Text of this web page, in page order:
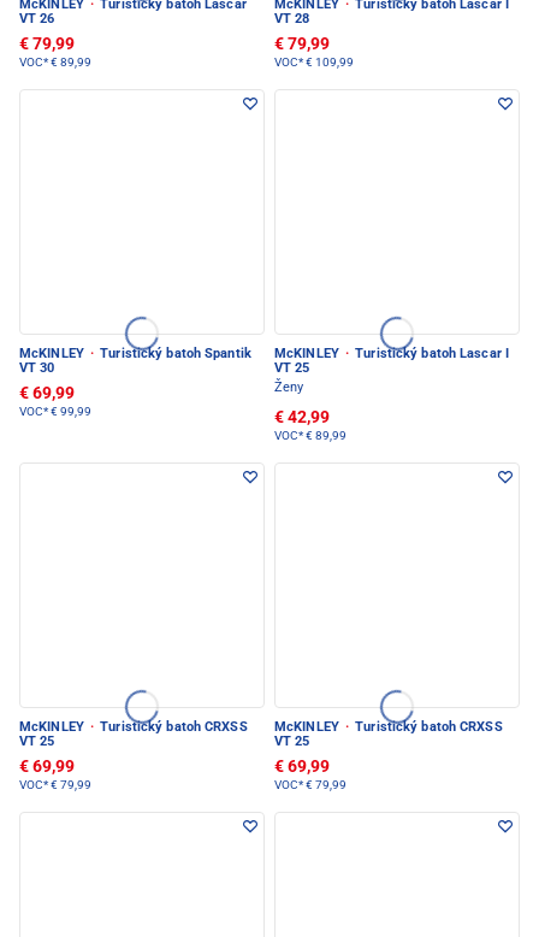
McKINLEY · Turistický batoh Lascar
VT 26
€ 79,99
VOC*€ 89,99
McKINLEY · Turistický batoh Lascar I
VT 28
€ 79,99
VOC*€ 109,99
McKINLEY · Turistický batoh Spantik
VT 30
€ 69,99
VOC*€ 99,99
McKINLEY · Turistický batoh Lascar I
VT 25
Ženy
€ 42,99
VOC*€ 89,99
McKINLEY · Turistický batoh CRXSS
VT 25
€ 69,99
VOC*€ 79,99
McKINLEY · Turistický batoh CRXSS
VT 25
€ 69,99
VOC*€ 79,99